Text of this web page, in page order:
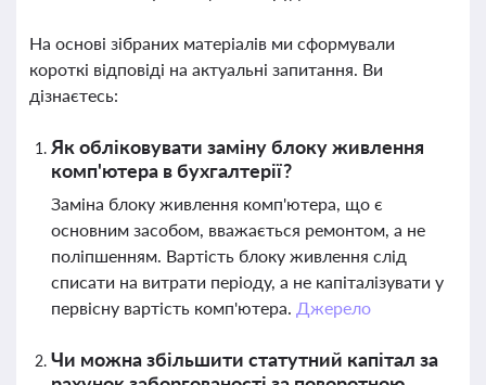
На основі зібраних матеріалів ми сформували
короткі відповіді на актуальні запитання. Ви
дізнаєтесь:
Як обліковувати заміну блоку живлення
комп'ютера в бухгалтерії?
Заміна блоку живлення комп'ютера, що є
основним засобом, вважається ремонтом, а не
поліпшенням. Вартість блоку живлення слід
списати на витрати періоду, а не капіталізувати у
первісну вартість комп'ютера. Джерело
Чи можна збільшити статутний капітал за